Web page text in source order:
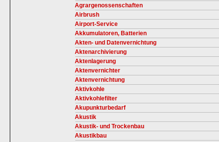
Agrargenossenschaften
Airbrush
Airport-Service
Akkumulatoren, Batterien
Akten- und Datenvernichtung
Aktenarchivierung
Aktenlagerung
Aktenvernichter
Aktenvernichtung
Aktivkohle
Aktivkohlefilter
Akupunkturbedarf
Akustik
Akustik- und Trockenbau
Akustikbau